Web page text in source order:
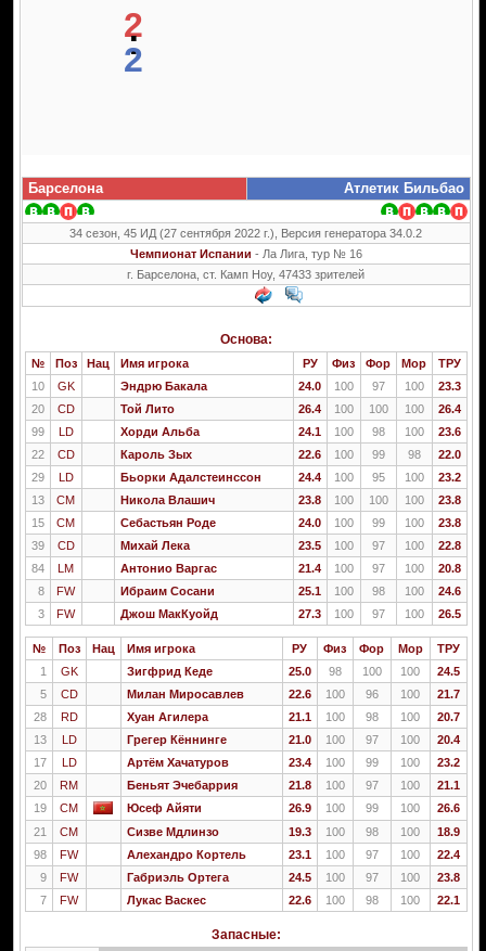
2
:
2
Барселона Атлетик Бильбао
34 сезон, 45 ИД (27 сентября 2022 г.), Версия генератора 34.0.2
Чемпионат Испании - Ла Лига, тур № 16
г. Барселона, ст. Камп Ноу, 47433 зрителей
Основа:
№ Поз Нац Имя игрока РУ Физ Фор Мор
ТРУ
10
GK Эндрю Бакала 24.0 100 97 100
23.3
20
CD Той Лито 26.4 100 100 100
26.4
99
LD Хорди Альба 24.1 100 98 100
23.6
22
CD Кароль Зых 22.6 100 99 98
22.0
29
LD Бьорки Адалстеинссон 24.4 100 95 100
23.2
13
CM Никола Влашич 23.8 100 100 100
23.8
15
CM Себастьян Роде 24.0 100 99 100
23.8
39
CD Михай Лека 23.5 100 97 100
22.8
84
LM Антонио Варгас 21.4 100 97 100
20.8
8
FW Ибраим Сосани 25.1 100 98 100
24.6
3
FW Джош МакКуойд 27.3 100 97 100 26.5
№ Поз Нац Имя игрока РУ Физ Фор Мор
ТРУ
1
GK Зигфрид Кеде 25.0 98 100 100
24.5
5
CD Милан Миросавлев 22.6 100 96 100
21.7
28
RD Хуан Агилера 21.1 100 98 100
20.7
13
LD Грегер Кённинге 21.0 100 97 100
20.4
17
LD Артём Хачатуров 23.4 100 99 100
23.2
20
RM Беньят Эчебаррия 21.8 100 97 100
21.1
19
CM Юсеф Айяти 26.9 100 99 100
26.6
21
CM Сизве Мдлинзо 19.3 100 98 100
18.9
98
FW Алехандро Кортель 23.1 100 97 100
22.4
9
FW Габриэль Ортега 24.5 100 97 100
23.8
7
FW Лукас Васкес 22.6 100 98 100 22.1
Запасные: